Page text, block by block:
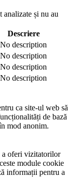
analizate și nu au
Descriere
No description
No description
No description
No description
ca site-ul web să
de bază
mod anonim.
a oferi vizitatorilor
module cookie
informații pentru a